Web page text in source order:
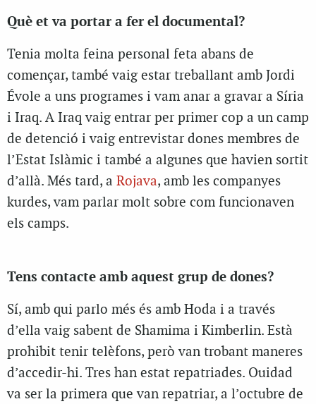
Què et va portar a fer el documental?
Tenia molta feina personal feta abans de
començar, també vaig estar treballant amb Jordi
Évole a uns programes i vam anar a gravar a Síria
i Iraq. A Iraq vaig entrar per primer cop a un camp
de detenció i vaig entrevistar dones membres de
l’Estat Islàmic i també a algunes que havien sortit
d’allà. Més tard, a Rojava, amb les companyes
kurdes, vam parlar molt sobre com funcionaven
els camps.
Tens contacte amb aquest grup de dones?
Sí, amb qui parlo més és amb Hoda i a través
d’ella vaig sabent de Shamima i Kimberlin. Està
prohibit tenir telèfons, però van trobant maneres
d’accedir-hi. Tres han estat repatriades. Ouidad
va ser la primera que van repatriar, a l’octubre de